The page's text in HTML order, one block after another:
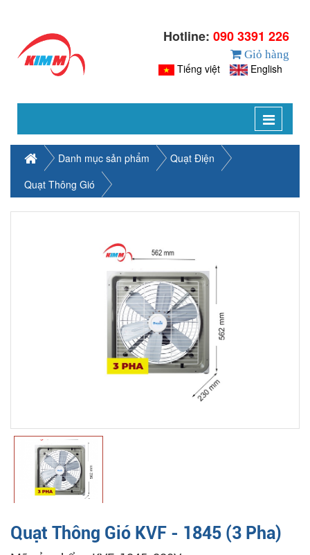
Hotline: 090 3391 226
Giỏ hàng
Tiếng việt English
Toggle
Danh mục sản phẩm
Quạt Điện
Quạt Thông Gió
Quạt Thông Gió KVF - 1845 (3 Pha)